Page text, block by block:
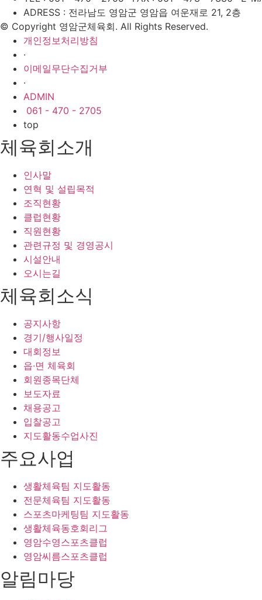
ADRESS : 전라남도 영암군 영암읍 여운재로 21, 2층
© Copyright 영암군체육회. All Rights Reserved.
개인정보처리방침
·
이메일무단수집거부
·
ADMIN
061 - 470 - 2705
top
체육회소개
인사말
연혁 및 설립목적
조직현황
클럽현황
직원현황
관련규정 및 경영공시
시설안내
오시는길
체육회소식
공지사항
경기/행사일정
대회정보
읍·면 체육회
회원종목단체
보도자료
채용공고
입찰공고
지도활동수업사진
주요사업
생활체육팀 지도활동
전문체육팀 지도활동
스포츠마케팅팀 지도활동
생활체육동호회리그
영암수영스포츠클럽
영암씨름스포츠클럽
알림마당